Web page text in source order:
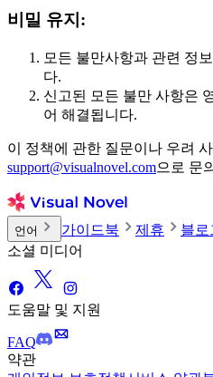
비밀 유지:
모든 불만사항과 관련 정
다.
신고된 모든 불만 사항은
어 해결됩니다.
이 정책에 관한 질문이나 우려
support@visualnovel.com으로 문
언어 가이드북 제휴
블로
소셜 미디어
도움말 및 지원
FAQ
약관